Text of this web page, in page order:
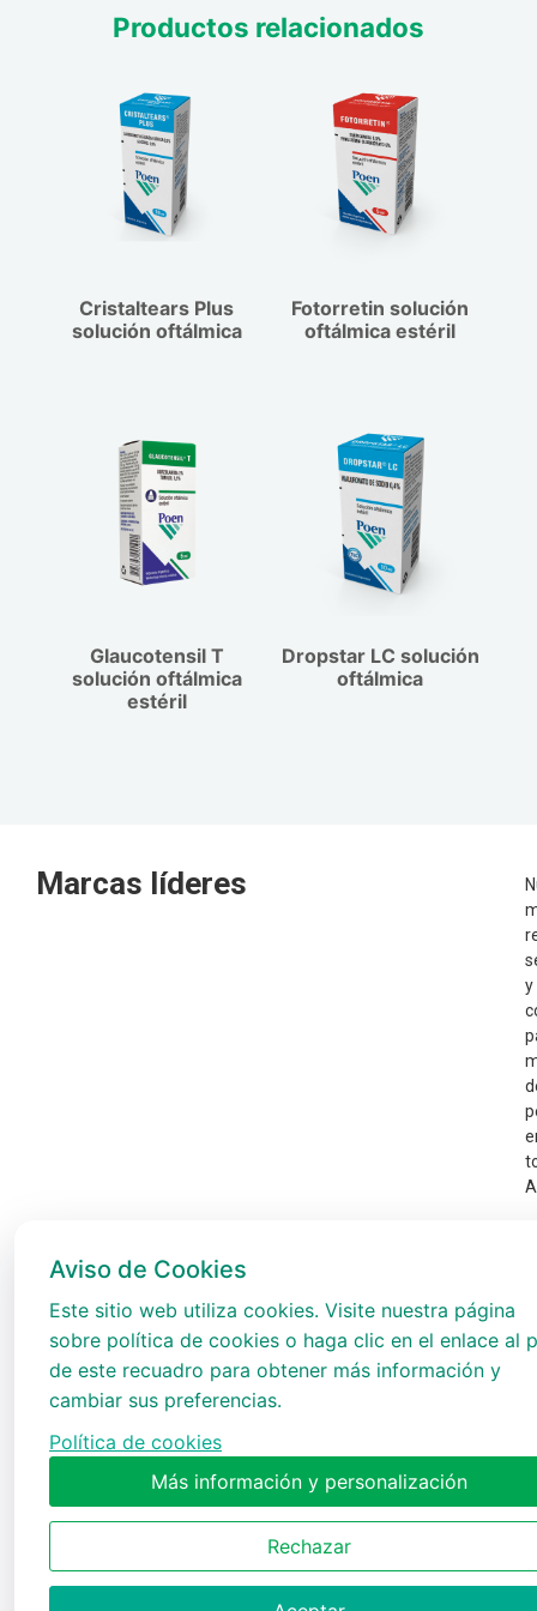
Productos relacionados
Cristaltears Plus
solución oftálmica
Fotorretin solución
oftálmica estéril
Glaucotensil T
solución oftálmica
estéril
Dropstar LC solución
oftálmica
Marcas líderes
y
Aviso de Cookies
Este sitio web utiliza cookies. Visite nuestra página
sobre política de cookies o haga clic en el enlace al
de este recuadro para obtener más información y
cambiar sus preferencias.
Política de cookies
Más información y personalización
Rechazar